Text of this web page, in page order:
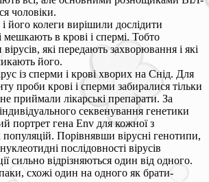
чоловіки.
його колеги вирішили дослідити
мешкають в крові і спермі. Тобто
які передають захворювання і які
його.
із сперми і крові хворих на Снід. Для
проби крові і сперми забиралися тільки
приймали лікарські препарати. За
секвенування генетики
портрет гена Env для кожної з
Порівнявши вірусні генотипи,
послідовності вірусів
сильно відрізняються один від одного.
схожі один на одного як брати-